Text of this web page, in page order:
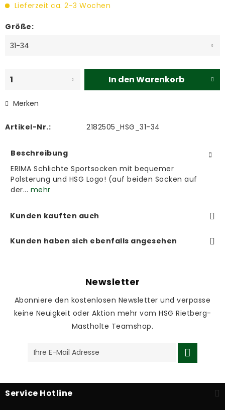
Lieferzeit ca. 2-3 Wochen
Größe:
In denWarenkorb
Merken
Artikel-Nr.: 2182505_HSG_31-34
Beschreibung
ERIMA Schlichte Sportsocken mit bequemer
Polsterung und HSG Logo! (auf beiden Socken auf
der... mehr
Kunden kauften auch
Kunden haben sich ebenfalls angesehen
Newsletter
Abonniere den kostenlosen Newsletter und verpasse
keine Neuigkeit oder Aktion mehr vom HSG Rietberg-
Mastholte Teamshop.
Service Hotline